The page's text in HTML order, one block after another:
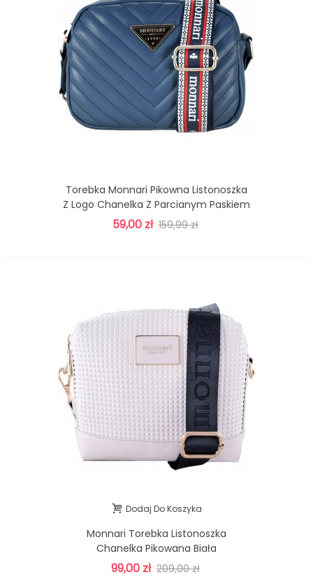
Torebka Monnari Pikowna Listonoszka
Z Logo Chanelka Z Parcianym Paskiem
Granatowa
59,00 zł 159,99 zł
Dodaj Do Koszyka
Monnari Torebka Listonoszka
Chanelka Pikowana Biała
99,00 zł 209,00 zł